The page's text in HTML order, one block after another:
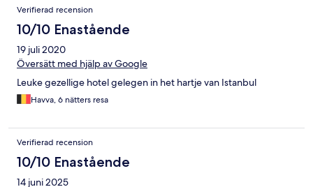
Verifierad recension
10/10 Enastående
19 juli 2020
Översätt med hjälp av Google
Leuke gezellige hotel gelegen in het hartje van Istanbul
Havva, 6 nätters resa
Verifierad recension
10/10 Enastående
14 juni 2025